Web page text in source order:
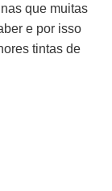
que muitas
e por isso
tintas de